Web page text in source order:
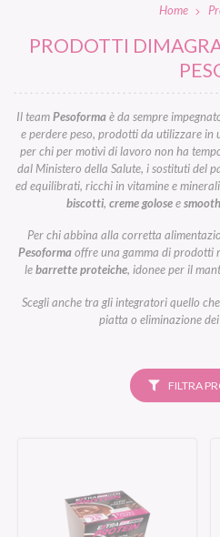
Home
PRODOTTI
Il teamPesoformaè da sempre
e perdere peso, prodotti da utilizzare in
per chi per motivi di lavoro non ha
dal Ministero della Salute, i sostituti del
ed equilibrati, ricchi in vitamine e
biscotti, creme golosee
Per chi abbina alla corretta
Pesoformaoffre una gamma di prodotti
lebarrette proteiche, idonee per il
Scegli anche tra gli integratori quello
piatta o eliminazione
FILTRA